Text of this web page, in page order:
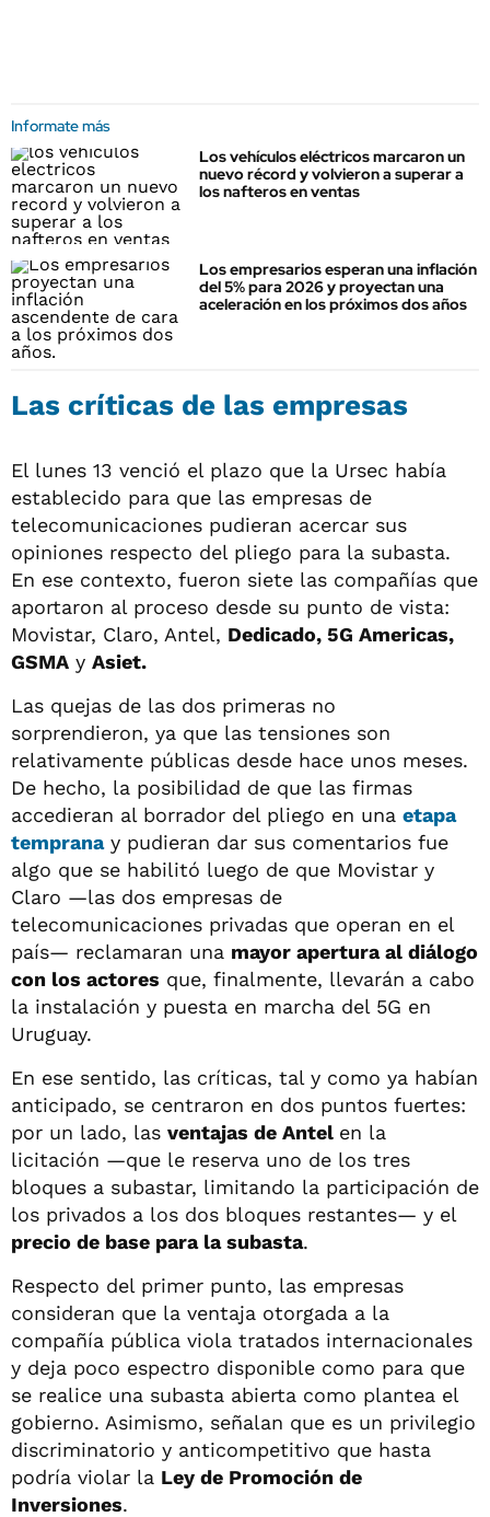
Informate más
Los vehículos eléctricos marcaron un
nuevo récord y volvieron a superar a
los nafteros en ventas
Los empresarios esperan una inflación
del 5% para 2026 y proyectan una
aceleración en los próximos dos años
Las críticas de las empresas
El lunes 13 venció el plazo que la Ursec había
establecido para que las empresas de
telecomunicaciones pudieran acercar sus
opiniones respecto del pliego para la subasta.
En ese contexto, fueron siete las compañías que
aportaron al proceso desde su punto de vista:
Movistar, Claro, Antel, Dedicado, 5G Americas,
GSMA y Asiet.
Las quejas de las dos primeras no
sorprendieron, ya que las tensiones son
relativamente públicas desde hace unos meses.
De hecho, la posibilidad de que las firmas
accedieran al borrador del pliego en una etapa
tempranay pudieran dar sus comentarios fue
algo que se habilitó luego de que Movistar y
Claro —las dos empresas de
telecomunicaciones privadas que operan en el
país— reclamaran una mayor apertura al diálogo
con los actores que, finalmente, llevarán a cabo
la instalación y puesta en marcha del 5G en
Uruguay.
En ese sentido, las críticas, tal y como ya habían
anticipado, se centraron en dos puntos fuertes:
por un lado, las ventajas de Antel en la
licitación —que le reserva uno de los tres
bloques a subastar, limitando la participación de
los privados a los dos bloques restantes— y el
precio de base para la subasta.
Respecto del primer punto, las empresas
consideran que la ventaja otorgada a la
compañía pública viola tratados internacionales
y deja poco espectro disponible como para que
se realice una subasta abierta como plantea el
gobierno. Asimismo, señalan que es un privilegio
discriminatorio y anticompetitivo que hasta
podría violar la Ley de Promoción de
Inversiones.